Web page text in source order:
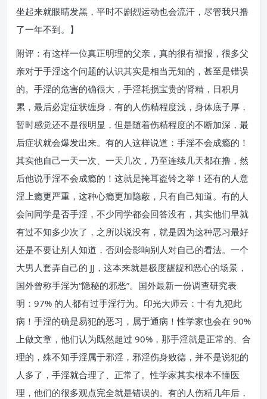
坐起来就眼睛发黑，平时不剧烈运动也会流汗，尽管我只撸
了一年不到。】
附评：有这样一位真正明理的父亲，真的很有福报，很多父
亲对于手淫这个问题的认识其实是相当无知的，甚至是错误
的。手淫的危害的确很大，手淫耗损宝贵的肾精，日积月
累，最后必定症状缠身，有的人伤精程度浅，身体底子厚，
暂时感觉还不是很明显，但是随着伤精程度的不断加深，最
后症状就会爆发出来。有的人这样说道：手淫不会成瘾的！
其实他自己一天一次、一天几次，乃至连续几天都在撸，然
后他说手淫不会成瘾的！这就是掩耳盗铃之举！还有的人意
淫上瘾更严重，这种心瘾更加隐蔽，只有自己知道。有的人
会问同学是否手淫，不少同学都会回答没有，其实他们早就
有过不知多少次了，之所以说没有，就是因为这种恶习最好
还是不要让别人知道，否则会影响别人对自己的看法。一个
大男人套弄自己的 JJ，这本来就是极度龌龊和恶心的场景，
国外曾称手淫为“隐秘的邪恶”。国外最新一份调查研究表
明：97% 的人都有过手淫行为。印光大师云：十有九犯此
病！手淫的确是易犯的恶习，属于通病！性学家也会在 90%
上做文章，他们认为既然超过 90%，那手淫就是正常的、合
理的，殊不知手淫属于邪淫，邪淫伤身败德，并不是说犯的
人多了，手淫就合理了、正常了。性学家其实根本不懂医
理，他们的很多观点完全就是错误的。有的人伤精几年后，